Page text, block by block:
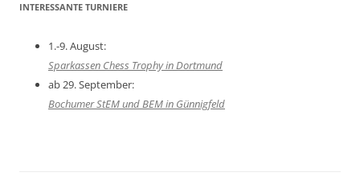
INTERESSANTE TURNIERE
1.-9. August:
Sparkassen Chess Trophy in Dortmund
ab 29. September:
Bochumer StEM und BEM in Günnigfeld